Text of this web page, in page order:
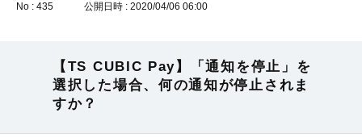
No : 435 公開日時 : 2020/04/06 06:00
【TS CUBIC Pay】「通知を停止」を
選択した場合、何の通知が停止されま
すか？